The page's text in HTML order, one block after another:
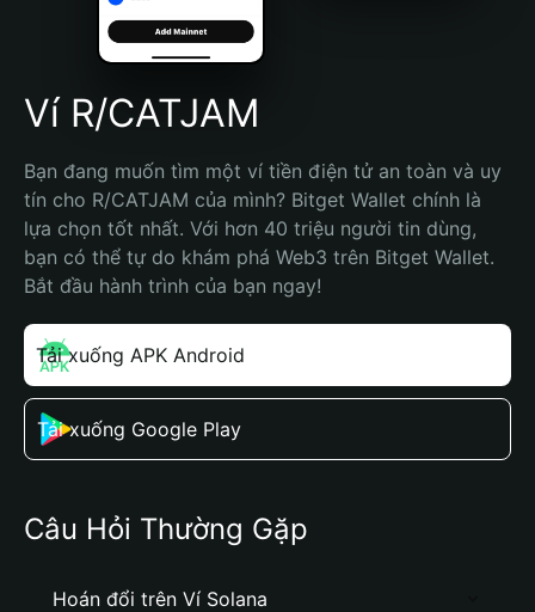
Português (Brasil)
Español (Argentina)
Ví R/CATJAM
Bạn đang muốn tìm một ví tiền điện tử an toàn và uy
tín cho R/CATJAM của mình? Bitget Wallet chính là
lựa chọn tốt nhất. Với hơn 40 triệu người tin dùng,
bạn có thể tự do khám phá Web3 trên Bitget Wallet.
Bắt đầu hành trình của bạn ngay!
Tải xuống APK Android
Tải xuống Google Play
Câu Hỏi Thường Gặp
Hoán đổi trên Ví Solana